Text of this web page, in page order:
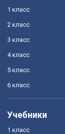
1 класс
2 класс
3 класс
4 класс
5 класс
6 класс
Учебники
1 класс